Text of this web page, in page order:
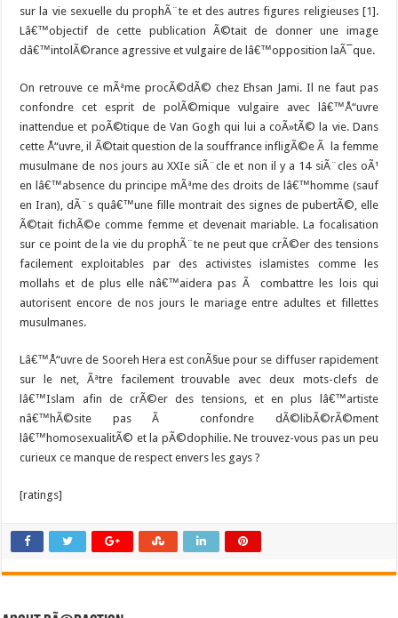
sur la vie sexuelle du prophÃ¨te et des autres figures religieuses [1].
Lâ€™objectif de cette publication Ã©tait de donner une image
dâ€™intolÃ©rance agressive et vulgaire de lâ€™opposition laÃ¯que.
On retrouve ce mÃªme procÃ©dÃ© chez Ehsan Jami. Il ne faut pas
confondre cet esprit de polÃ©mique vulgaire avec lâ€™Å“uvre
inattendue et poÃ©tique de Van Gogh qui lui a coÃ»tÃ© la vie. Dans
cette Å“uvre, il Ã©tait question de la souffrance infligÃ©e Ã la femme
musulmane de nos jours au XXIe siÃ¨cle et non il y a 14 siÃ¨cles oÃ¹
en lâ€™absence du principe mÃªme des droits de lâ€™homme (sauf
en Iran), dÃ¨s quâ€™une fille montrait des signes de pubertÃ©, elle
Ã©tait fichÃ©e comme femme et devenait mariable. La focalisation
sur ce point de la vie du prophÃ¨te ne peut que crÃ©er des tensions
facilement exploitables par des activistes islamistes comme les
mollahs et de plus elle nâ€™aidera pas Ã combattre les lois qui
autorisent encore de nos jours le mariage entre adultes et fillettes
musulmanes.
Lâ€™Å“uvre de Sooreh Hera est conÃ§ue pour se diffuser rapidement
sur le net, Ãªtre facilement trouvable avec deux mots-clefs de
lâ€™Islam afin de crÃ©er des tensions, et en plus lâ€™artiste
nâ€™hÃ©site pas Ã confondre dÃ©libÃ©rÃ©ment
lâ€™homosexualitÃ© et la pÃ©dophilie. Ne trouvez-vous pas un peu
curieux ce manque de respect envers les gays ?
[ratings]